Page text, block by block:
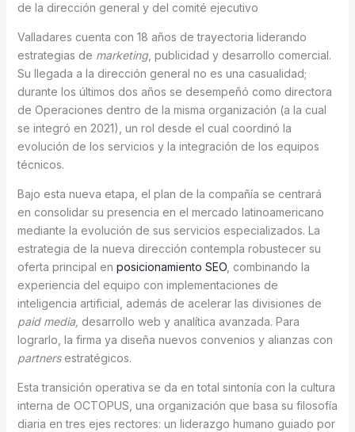
de la dirección general y del comité ejecutivo
Valladares cuenta con 18 años de trayectoria liderando
estrategias de marketing, publicidad y desarrollo comercial.
Su llegada a la dirección general no es una casualidad;
durante los últimos dos años se desempeñó como directora
de Operaciones dentro de la misma organización (a la cual
se integró en 2021), un rol desde el cual coordinó la
evolución de los servicios y la integración de los equipos
técnicos.
Bajo esta nueva etapa, el plan de la compañía se centrará
en consolidar su presencia en el mercado latinoamericano
mediante la evolución de sus servicios especializados. La
estrategia de la nueva dirección contempla robustecer su
oferta principal en posicionamiento SEO, combinando la
experiencia del equipo con implementaciones de
inteligencia artificial, además de acelerar las divisiones de
paid media, desarrollo web y analítica avanzada. Para
lograrlo, la firma ya diseña nuevos convenios y alianzas con
partners estratégicos.
Esta transición operativa se da en total sintonía con la cultura
interna de OCTOPUS, una organización que basa su filosofía
diaria en tres ejes rectores: un liderazgo humano guiado por